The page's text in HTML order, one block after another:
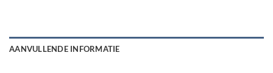
AANVULLENDE INFORMATIE